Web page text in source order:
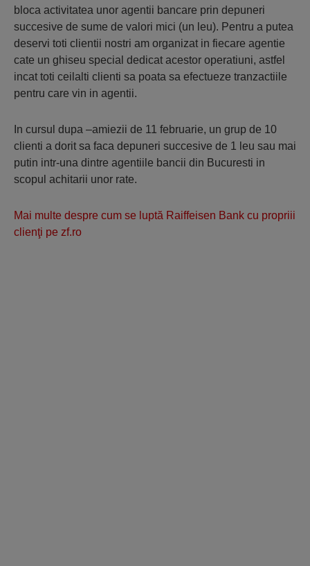
bloca activitatea unor agentii bancare prin depuneri
succesive de sume de valori mici (un leu). Pentru a putea
deservi toti clientii nostri am organizat in fiecare agentie
cate un ghiseu special dedicat acestor operatiuni, astfel
incat toti ceilalti clienti sa poata sa efectueze tranzactiile
pentru care vin in agentii.
In cursul dupa –amiezii de 11 februarie, un grup de 10
clienti a dorit sa faca depuneri succesive de 1 leu sau mai
putin intr-una dintre agentiile bancii din Bucuresti in
scopul achitarii unor rate.
Mai multe despre cum se luptă Raiffeisen Bank cu propriii
clienţi pe zf.ro